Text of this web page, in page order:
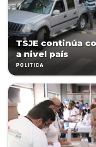
TSJE continúa
a nivel país
POLÍTICA